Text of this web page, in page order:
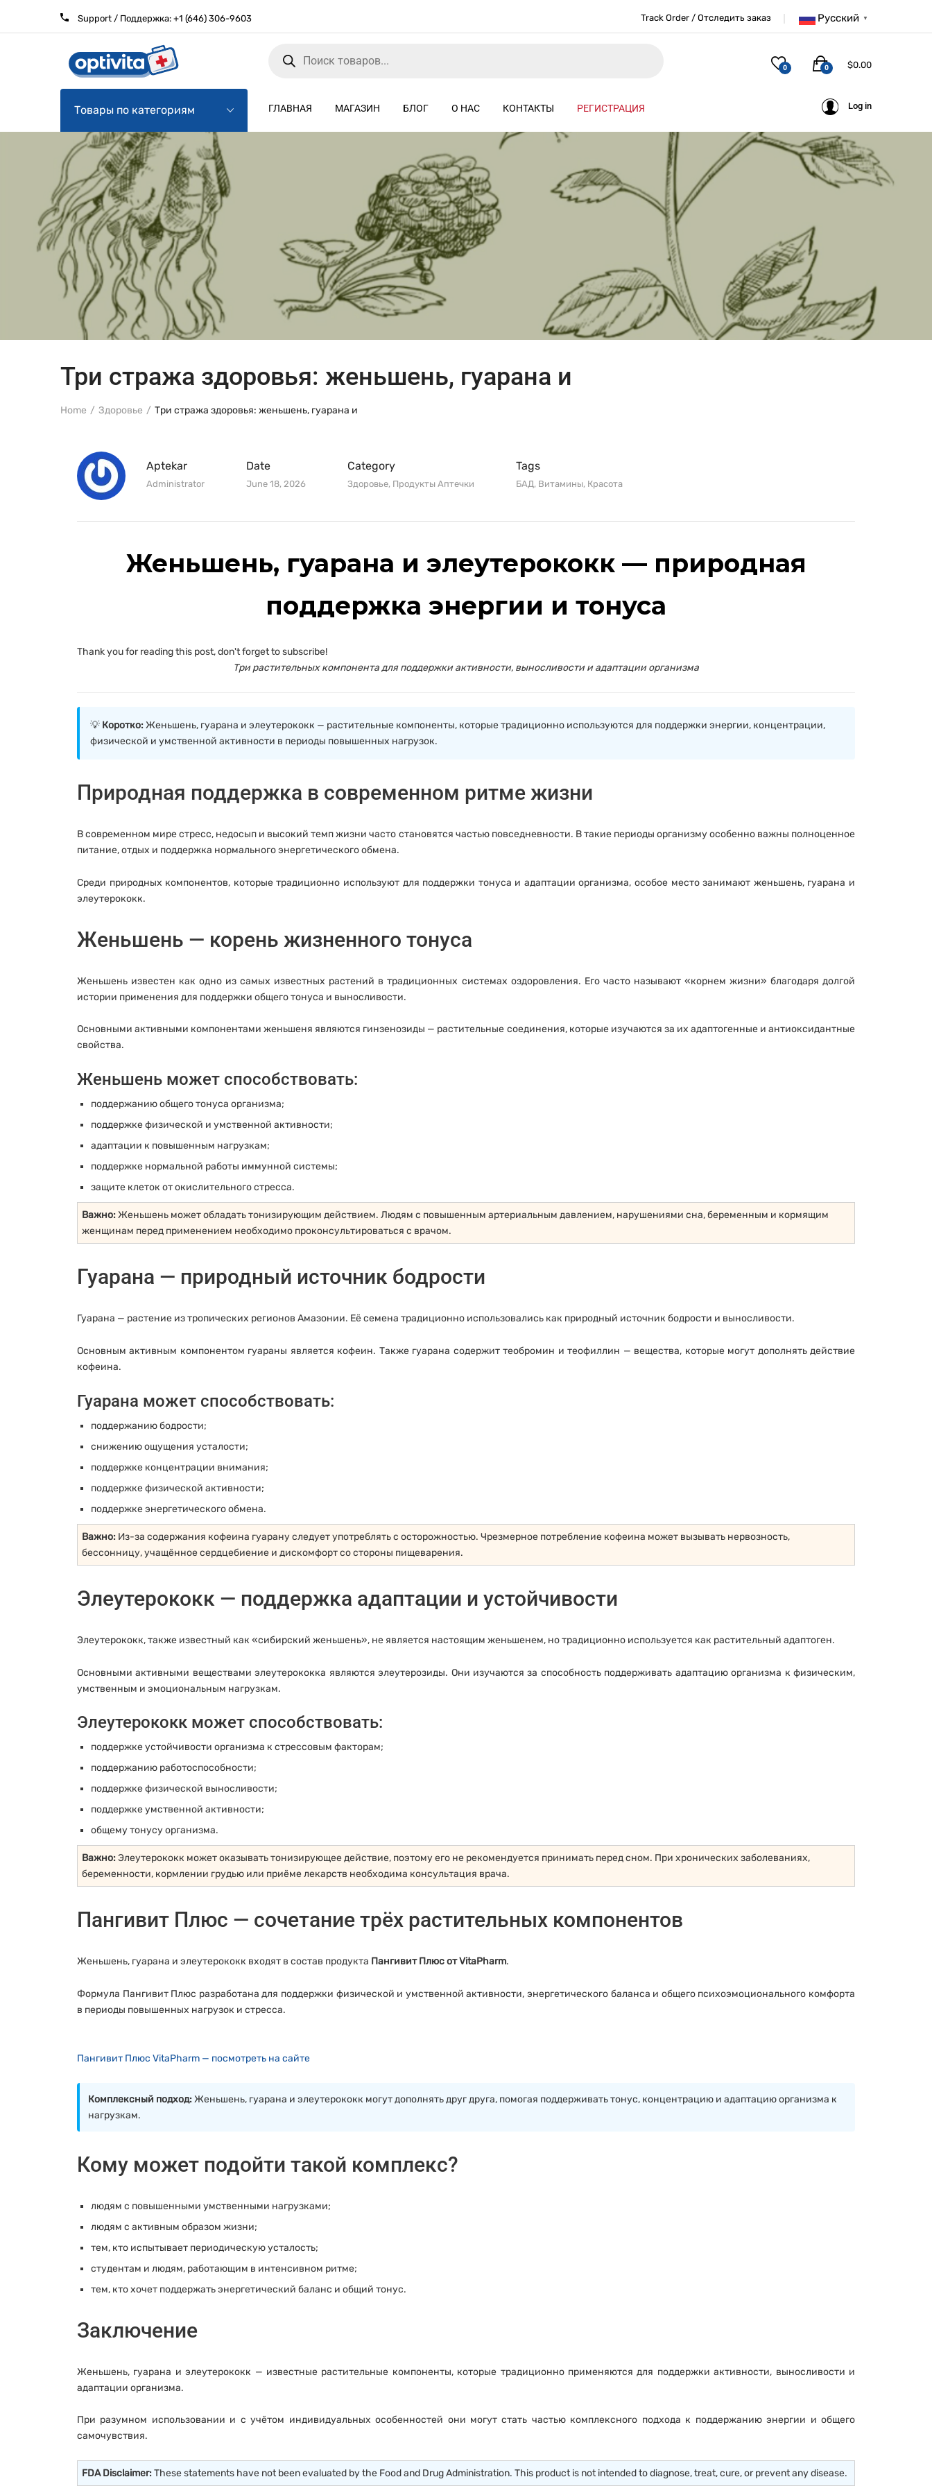
Support / Поддержка: +1 (646) 306-9603 Русский ▼
Track Order / Отследить заказ
0 $0.00
0
Товары по категориям ГЛАВНАЯ МАГАЗИН БЛОГ О НАС КОНТАКТЫ РЕГИСТРАЦИЯ Log in
Три стража здоровья: женьшень, гуарана и
Home Здоровье Три стража здоровья: женьшень, гуарана и
Aptekar
Administrator
Date
June 18, 2026
Category
Здоровье, Продукты Аптечки
Tags
БАД, Витамины, Красота
Женьшень, гуарана и элеутерококк — природная
поддержка энергии и тонуса
Thank you for reading this post, don't forget to subscribe!
Три растительных компонента для поддержки активности, выносливости и адаптации организма
💡 Коротко:Женьшень, гуарана и элеутерококк — растительные компоненты, которые традиционно используются для поддержки энергии, концентрации,
физической и умственной активности в периоды повышенных нагрузок.
Природная поддержка в современном ритме жизни
В современном мире стресс, недосып и высокий темп жизни часто становятся частью повседневности. В такие периоды организму особенно важны полноценное
питание, отдых и поддержка нормального энергетического обмена.
Среди природных компонентов, которые традиционно используют для поддержки тонуса и адаптации организма, особое место занимают женьшень, гуарана и
элеутерококк.
Женьшень — корень жизненного тонуса
Женьшень известен как одно из самых известных растений в традиционных системах оздоровления. Его часто называют «корнем жизни» благодаря долгой
истории применения для поддержки общего тонуса и выносливости.
Основными активными компонентами женьшеня являются гинзенозиды — растительные соединения, которые изучаются за их адаптогенные и антиоксидантные
свойства.
Женьшень может способствовать:
поддержанию общего тонуса организма;
поддержке физической и умственной активности;
адаптации к повышенным нагрузкам;
поддержке нормальной работы иммунной системы;
защите клеток от окислительного стресса.
Важно:Женьшень может обладать тонизирующим действием. Людям с повышенным артериальным давлением, нарушениями сна, беременным и кормящим
женщинам перед применением необходимо проконсультироваться с врачом.
Гуарана — природный источник бодрости
Гуарана — растение из тропических регионов Амазонии. Её семена традиционно использовались как природный источник бодрости и выносливости.
Основным активным компонентом гуараны является кофеин. Также гуарана содержит теобромин и теофиллин — вещества, которые могут дополнять действие
кофеина.
Гуарана может способствовать:
поддержанию бодрости;
снижению ощущения усталости;
поддержке концентрации внимания;
поддержке физической активности;
поддержке энергетического обмена.
Важно: Из-за содержания кофеина гуарану следует употреблять с осторожностью. Чрезмерное потребление кофеина может вызывать нервозность,
бессонницу, учащённое сердцебиение и дискомфорт со стороны пищеварения.
Элеутерококк — поддержка адаптации и устойчивости
Элеутерококк, также известный как «сибирский женьшень», не является настоящим женьшенем, но традиционно используется как растительный адаптоген.
Основными активными веществами элеутерококка являются элеутерозиды. Они изучаются за способность поддерживать адаптацию организма к физическим,
умственным и эмоциональным нагрузкам.
Элеутерококк может способствовать:
поддержке устойчивости организма к стрессовым факторам;
поддержанию работоспособности;
поддержке физической выносливости;
поддержке умственной активности;
общему тонусу организма.
Важно:Элеутерококк может оказывать тонизирующее действие, поэтому его не рекомендуется принимать перед сном. При хронических заболеваниях,
беременности, кормлении грудью или приёме лекарств необходима консультация врача.
Пангивит Плюс — сочетание трёх растительных компонентов
Женьшень, гуарана и элеутерококк входят в состав продукта Пангивит Плюс от VitaPharm.
Формула Пангивит Плюс разработана для поддержки физической и умственной активности, энергетического баланса и общего психоэмоционального комфорта
в периоды повышенных нагрузок и стресса.
Пангивит Плюс VitaPharm — посмотреть на сайте
Комплексный подход:Женьшень, гуарана и элеутерококк могут дополнять друг друга, помогая поддерживать тонус, концентрацию и адаптацию организма к
нагрузкам.
Кому может подойти такой комплекс?
людям с повышенными умственными нагрузками;
людям с активным образом жизни;
тем, кто испытывает периодическую усталость;
студентам и людям, работающим в интенсивном ритме;
тем, кто хочет поддержать энергетический баланс и общий тонус.
Заключение
Женьшень, гуарана и элеутерококк — известные растительные компоненты, которые традиционно применяются для поддержки активности, выносливости и
адаптации организма.
При разумном использовании и с учётом индивидуальных особенностей они могут стать частью комплексного подхода к поддержанию энергии и общего
самочувствия.
FDA Disclaimer:These statements have not been evaluated by the Food and Drug Administration. This product is not intended to diagnose, treat, cure, or prevent any disease.